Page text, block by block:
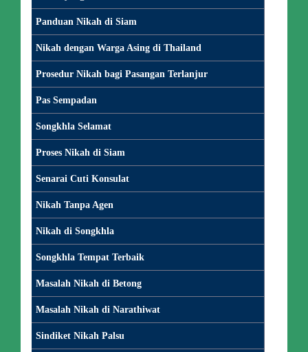
Panduan Nikah di Siam
Nikah dengan Warga Asing di Thailand
Prosedur Nikah bagi Pasangan Terlanjur
Pas Sempadan
Songkhla Selamat
Proses Nikah di Siam
Senarai Cuti Konsulat
Nikah Tanpa Agen
Nikah di Songkhla
Songkhla Tempat Terbaik
Masalah Nikah di Betong
Masalah Nikah di Narathiwat
Sindiket Nikah Palsu